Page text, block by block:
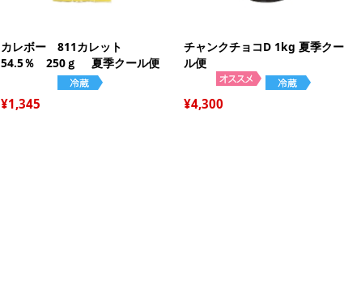
カレボー 811カレット
54.5％ 250ｇ 夏季クール便
1,345
チャンクチョコD 1kg 夏季クー
ル便
4,300
セルクル型
アルミプリン、ゼリー型
マルサンパントリーオリ
いちご